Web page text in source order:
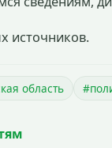
источников.
область